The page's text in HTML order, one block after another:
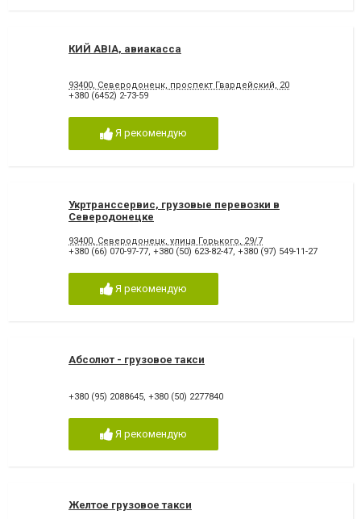
КИЙ АВIА, авиакасса
93400, Северодонецк, проспект Гвардейский, 20
+380 (6452) 2-73-59
Я рекомендую
Укртранссервис, грузовые перевозки в
Северодонецке
93400, Северодонецк, улица Горького, 29/7
+380 (66) 070-97-77, +380 (50) 623-82-47, +380 (97) 549-11-27
Я рекомендую
Абсолют - грузовое такси
+380 (95) 2088645 +380 (50) 2277840
Я рекомендую
Желтое грузовое такси